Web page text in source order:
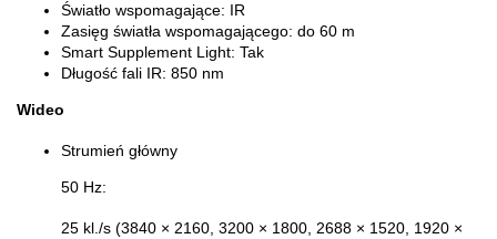
Światło wspomagające: IR
Zasięg światła wspomagającego: do 60 m
Smart Supplement Light: Tak
Długość fali IR: 850 nm
Wideo
Strumień główny
50 Hz:
25 kl./s (3840 × 2160, 3200 × 1800, 2688 × 1520, 1920 ×